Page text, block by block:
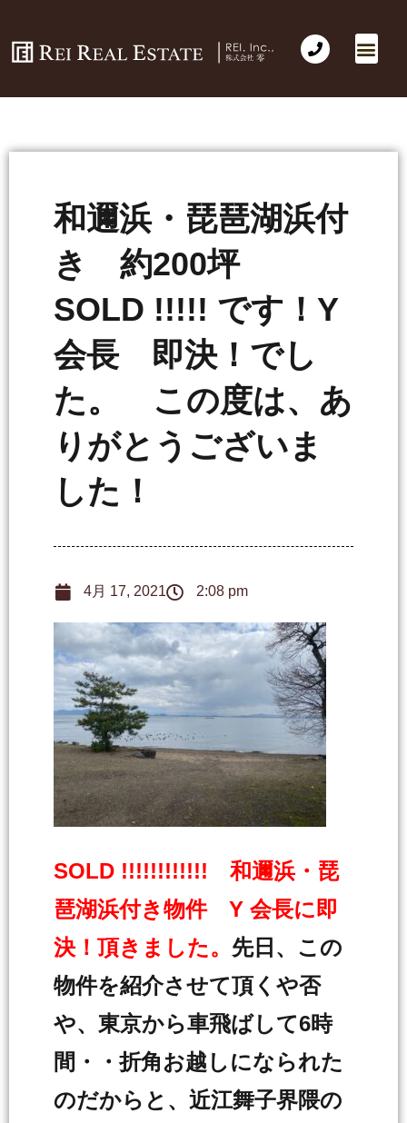
和邇浜・琵琶湖浜付
き 約200坪
SOLD !!!!! です！Y
会長 即決！でし
た。 この度は、あ
りがとうございま
した！
4月 17, 2021 2:08 pm
SOLD !!!!!!!!!!!! 和邇浜・琵
琶湖浜付き物件 Y 会長に即
決！頂きました。 先日、この
物件を紹介させて頂くや否
や、東京から車飛ばして6時
間・・折角お越しになられた
のだからと、近江舞子界隈の